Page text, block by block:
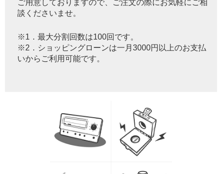
ご用意しておりますので、ご注文の際にお気軽にご相
談くださいませ。
※1．最大分割回数は100回です。
※2．ショッピングローンは一月3000円以上のお支払
いからご利用可能です。